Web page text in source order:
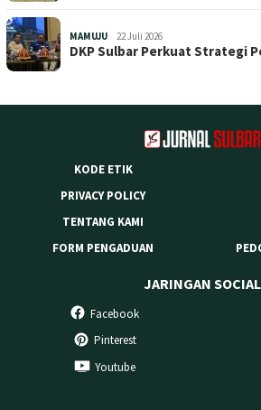
MAMUJU 22 Juli 2026
DKP Sulbar Perkuat Strategi
KODE ETIK
PRIVACY POLICY
TENTANG KAMI
FORM PENGADUAN
JARINGAN SOCIAL
Facebook
Pinterest
Youtube